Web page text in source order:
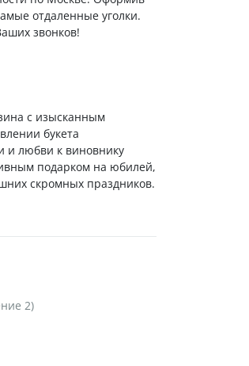
отдаленные уголки.
звонков!
с изысканным
букета
и любви к виновнику
подарком на юбилей,
скромных праздников.
2)